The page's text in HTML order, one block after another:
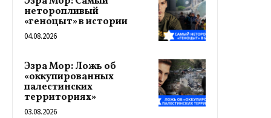
неторопливый
«геноцыт» в истории
04.08.2026
Эзра Мор: Ложь об
«оккупированных
палестинских
территориях»
03.08.2026